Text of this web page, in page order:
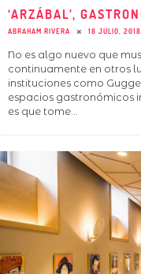
‘ARZÁBAL’,
ABRAHAM RIVERA 18 JULIO, 2018
No es algo nuevo que
continuamente en otros
instituciones como
espacios gastronómicos
es que tome...